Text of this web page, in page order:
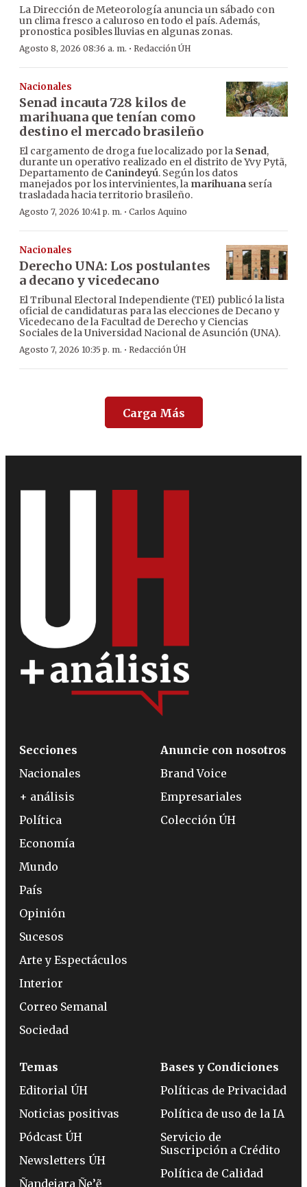
La Dirección de Meteorología anuncia un sábado con
un clima fresco a caluroso en todo el país. Además,
pronostica posibles lluvias en algunas zonas.
Agosto 8, 2026 08:36 a. m. · Redacción ÚH
Nacionales
Senad incauta 728 kilos de
marihuana que tenían como
destino el mercado brasileño
El cargamento de droga fue localizado por la Senad,
durante un operativo realizado en el distrito de Yvy Pytã,
Departamento de Canindeyú. Según los datos
manejados por los intervinientes, la marihuana sería
trasladada hacia territorio brasileño.
Agosto 7, 2026 10:41 p. m. · Carlos Aquino
Nacionales
Derecho UNA: Los postulantes
a decano y vicedecano
El Tribunal Electoral Independiente (TEI) publicó la lista
oficial de candidaturas para las elecciones de Decano y
Vicedecano de la Facultad de Derecho y Ciencias
Sociales de la Universidad Nacional de Asunción (UNA).
Agosto 7, 2026 10:35 p. m. · Redacción ÚH
Carga Más
Secciones
Nacionales
+ análisis
Política
Economía
Mundo
País
Opinión
Sucesos
Arte y Espectáculos
Interior
Correo Semanal
Sociedad
Anuncie con nosotros
Brand Voice
Empresariales
Colección ÚH
Temas
Editorial ÚH
Noticias positivas
Pódcast ÚH
Newsletters ÚH
Ñandejara Ñe’ẽ
Bases y Condiciones
Políticas de Privacidad
Política de uso de la IA
Servicio de
Suscripción a Crédito
Política de Calidad